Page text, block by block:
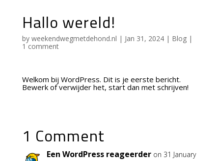
Hallo wereld!
by weekendwegmetdehond.nl | Jan 31, 2024| Blog|
1 comment
Welkom bij WordPress. Dit is je eerste bericht.
Bewerk of verwijder het, start dan met schrijven!
1 Comment
Een WordPress reageerder on 31 January